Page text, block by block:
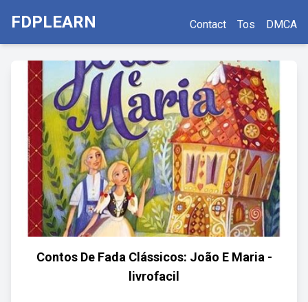
FDPLEARN Contact Tos DMCA
Contos De Fada Clássicos: João E Maria -
livrofacil